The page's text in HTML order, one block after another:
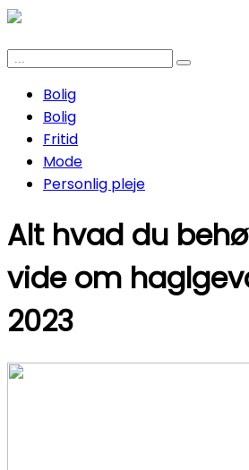
Bolig
Bolig
Fritid
Mode
Personlig pleje
Alt hvad du
vide om
2023